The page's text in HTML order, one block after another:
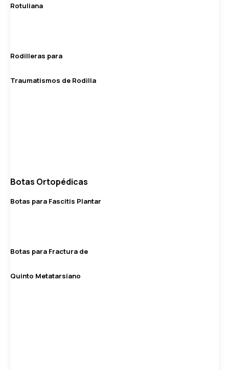
Rotuliana
Rodilleras para
Traumatismos de Rodilla
Botas Ortopédicas
Botas para Fascitis Plantar
Botas para Fractura de
Quinto Metatarsiano